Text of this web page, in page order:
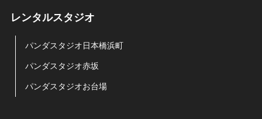
レンタルスタジオ
パンダスタジオ日本橋浜町
パンダスタジオ赤坂
パンダスタジオお台場